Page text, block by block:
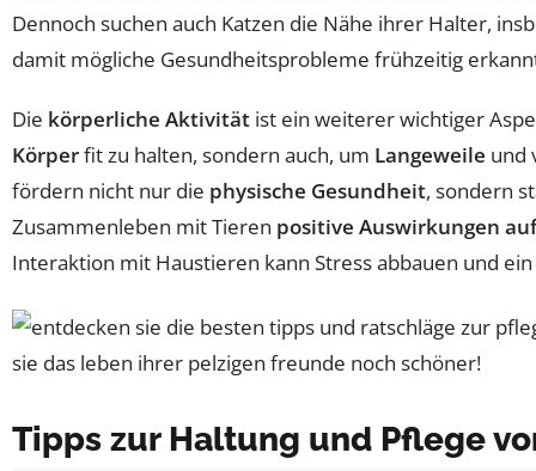
Dennoch suchen auch Katzen die Nähe ihrer Halter,
damit mögliche Gesundheitsprobleme frühzeitig
Die körperliche Aktivität ist ein weiterer wichtiger
Körperfit zu halten, sondern auch, um Langeweile und
fördern nicht nur die physische Gesundheit, sondern
Zusammenleben mit Tieren positive Auswirkungen
Interaktion mit Haustieren kann Stress abbauen und
Tipps zur Haltung und Pflege